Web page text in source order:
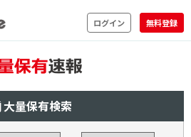
ログイン 無料登録
大量保有検索